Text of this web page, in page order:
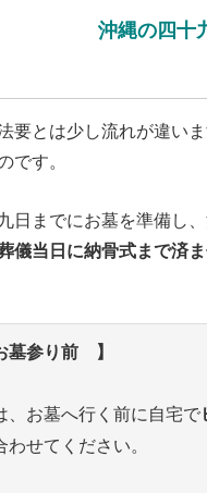
沖縄の四十
要とは少し流れが違い
です。
日までにお墓を準備し
儀当日に納骨式まで済
墓参り前 】
お墓へ行く前に自宅で
せてください。